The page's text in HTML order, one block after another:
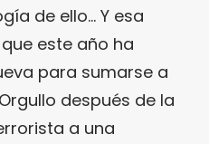
de ello… Y esa
este año ha
para sumarse a
después de la
a una